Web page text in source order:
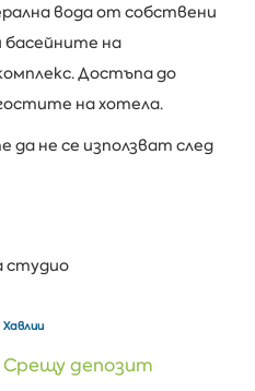
вода от собствени
басейните на
Достъпа до
на хотела.
да не се използват след
студио
Хавлии
Срещу депозит